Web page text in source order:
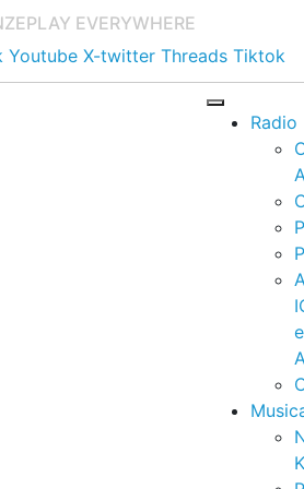
PLAY EVERYWHERE
Youtube X-twitter Threads Tiktok
Radio
e